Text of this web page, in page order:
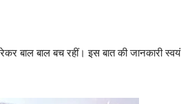
बाल बाल बच रहीं। इस बात की जानकारी स्‍वयं